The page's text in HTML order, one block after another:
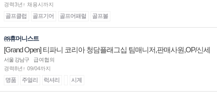
경력3년↑ 채용시까지
골프클럽 골프기어 골프어패럴 골프볼
㈜휴머니스트
[Grand Open] 티파니 코리아 청담플래그십 팀매니저,판매사원,OP/신세
계대전 판매사원 채용
서울 강남구
급여협의
경력8년↑ 09/04까지
명품 주얼리 럭셔리 시계